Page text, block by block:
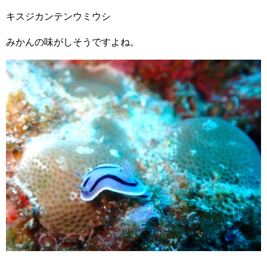
キスジカンテンウミウシ
みかんの味がしそうですよね。